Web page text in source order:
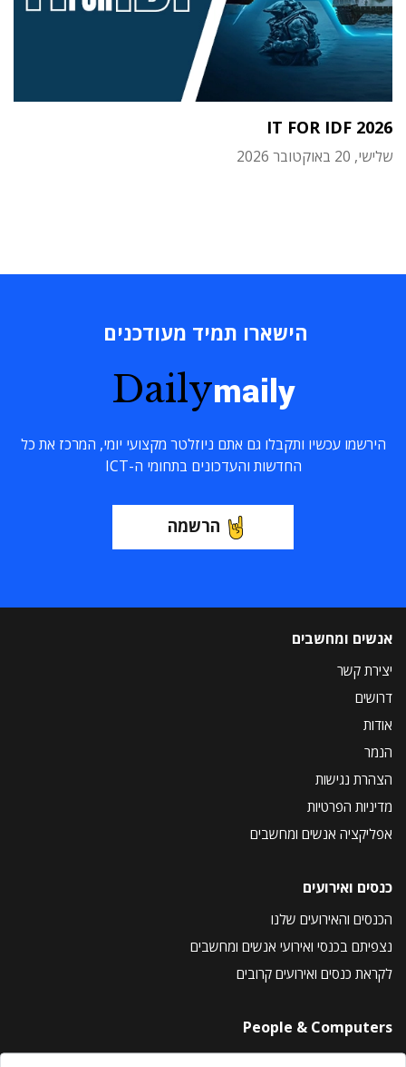
IT FOR IDF 2026
שלישי, 20 באוקטובר 2026
הישארו תמיד מעודכנים
Dailymaily
הירשמו עכשיו ותקבלו גם אתם ניוזלטר מקצועי יומי, המרכז את כל
החדשות והעדכונים בתחומי ה-ICT
הרשמה
אנשים ומחשבים
יצירת קשר
דרושים
אודות
הנמר
הצהרת נגישות
מדיניות הפרטיות
אפליקציה אנשים ומחשבים
כנסים ואירועים
הכנסים והאירועים שלנו
נצפיתם בכנסי ואירועי אנשים ומחשבים
לקראת כנסים ואירועים קרובים
People & Computers
About Us